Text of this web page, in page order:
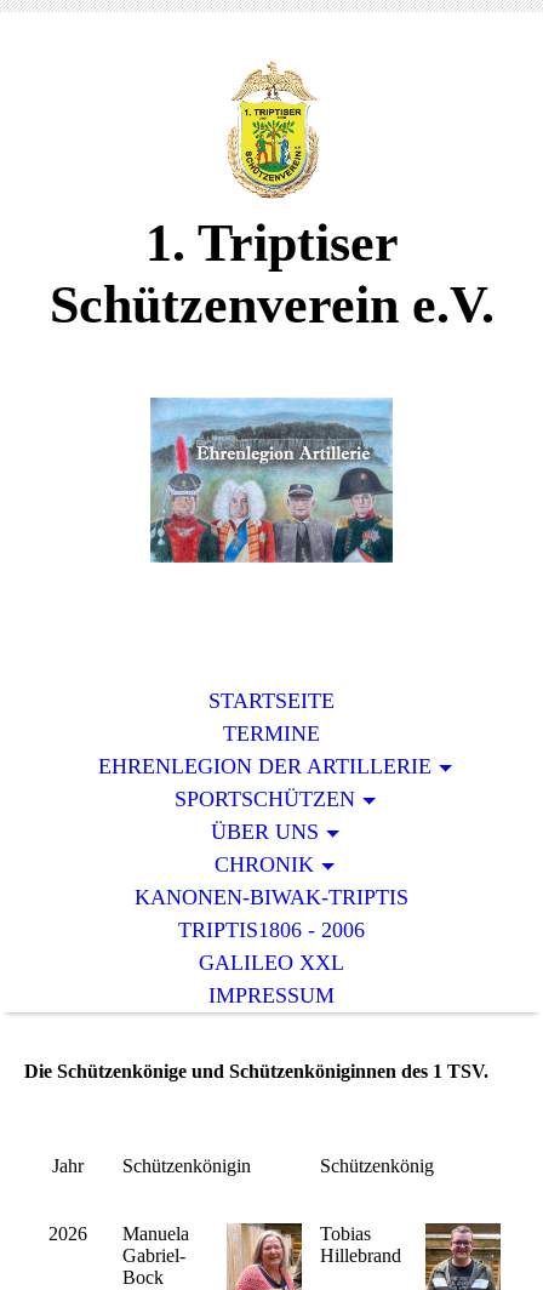
1. Triptiser
Schützenverein e.V.
STARTSEITE
TERMINE
EHRENLEGION DER ARTILLERIE
SPORTSCHÜTZEN
ÜBER UNS
CHRONIK
KANONEN-BIWAK-TRIPTIS
TRIPTIS1806 - 2006
GALILEO XXL
IMPRESSUM
Die Schützenkönige und Schützenköniginnen des 1 TSV.
Jahr Schützenkönigin Schützenkönig
2026
Manuela
Gabriel-
Bock
Tobias
Hillebrand